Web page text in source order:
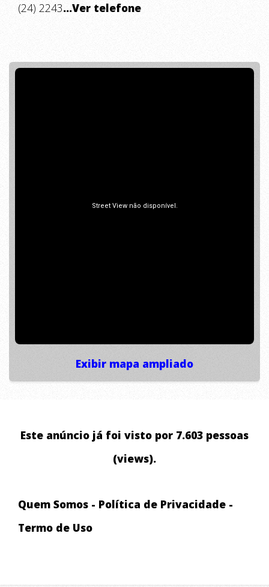
(24) 2243...Ver telefone
Exibir mapa ampliado
Este anúncio já foi visto por 7.603 pessoas
(views).
Quem Somos - Política de Privacidade -
Termo de Uso